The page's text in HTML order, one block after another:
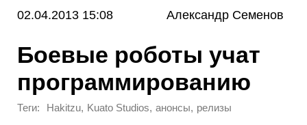
02.04.2013 15:08 Александр Семенов
Боевые роботы учат
программированию
Теги: Hakitzu, Kuato Studios, анонсы, релизы